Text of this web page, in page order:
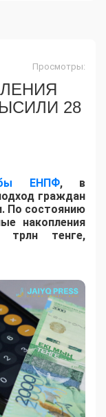
Просмотры:
28
ЕНПФ, в
граждан
По состоянию
накопления
трлн тенге,